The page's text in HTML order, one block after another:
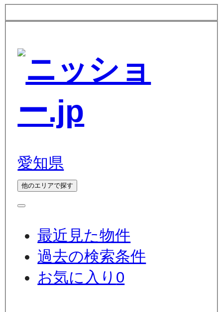
愛知県
他のエリアで探す
最近見た物件
過去の検索条件
お気に入り 0